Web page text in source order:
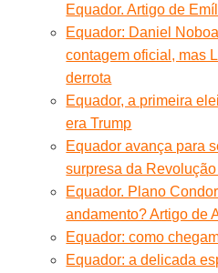
Equador. Artigo de
Equador: Daniel
contagem oficial, mas
derrota
Equador, a primeira
era Trump
Equador avança para
surpresa da
Equador. Plano
andamento? Artigo de
Equador: como
Equador: a delicada